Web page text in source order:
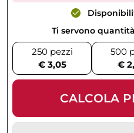
Ti servono
250 pezzi
€ 3,05
500
€
CALCOLA